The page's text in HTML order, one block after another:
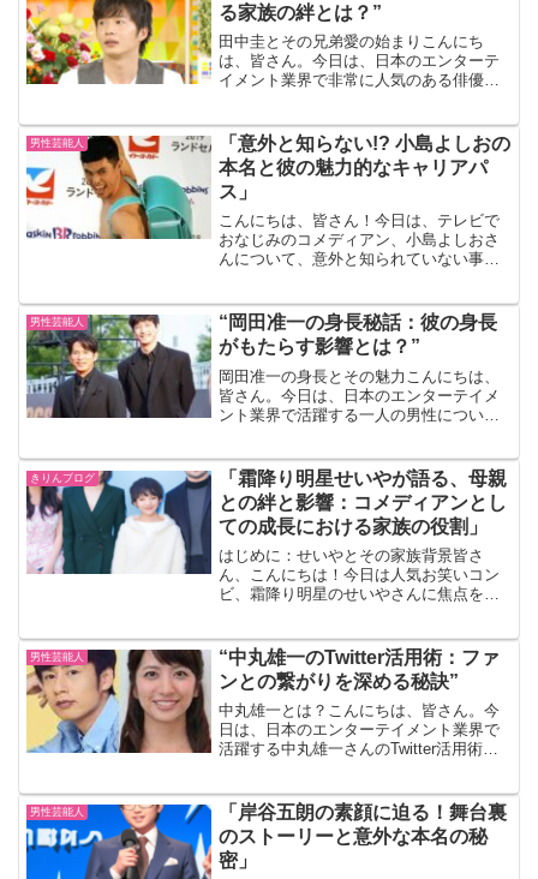
る家族の絆とは？”
田中圭とその兄弟愛の始まりこんにち
は、皆さん。今日は、日本のエンターテ
イメント業界で非常に人気のある俳優、
の家族への深い愛情が、彼のキャラクタ
ーをより魅力的にしています...
男性芸能人
「意外と知らない!? 小島よしおの
本名と彼の魅力的なキャリアパ
ス」
こんにちは、皆さん！今日は、テレビで
おなじみのコメディアン、小島よしおさ
んについて、意外と知られていない事実
「そんなの関係ねぇ！」のフレーズで一
躍有名になりましたが、彼...
男性芸能人
“岡田准一の身長秘話：彼の身長
がもたらす影響とは？”
岡田准一の身長とその魅力こんにちは、
皆さん。今日は、日本のエンターテイメ
ント業界で活躍する一人の男性について
長が彼のキャリアにどのような影響を与
えているのかについて深掘...
きりんブログ
「霜降り明星せいやが語る、母親
との絆と影響：コメディアンとし
ての成長における家族の役割」
はじめに：せいやとその家族背景皆さ
ん、こんにちは！今日は人気お笑いコン
ビ、霜降り明星のせいやさんに焦点を当
家族、特に母覧との深い絆がどのように
影響しているのかをお話しし...
男性芸能人
“中丸雄一のTwitter活用術：ファ
ンとの繋がりを深める秘訣”
中丸雄一とは？こんにちは、皆さん。今
日は、日本のエンターテイメント業界で
活躍する中丸雄一さんのTwitter活用術に
繋がりを深めるためのTwitterの使い方で
知られて...
男性芸能人
「岸谷五朗の素顔に迫る！舞台裏
のストーリーと意外な本名の秘
密」